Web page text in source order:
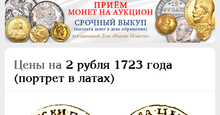
Цены на 2 рубля 1723 года
(портрет в латах)
ПEТР I 1699 - 1725
2 червонца
1 червонец